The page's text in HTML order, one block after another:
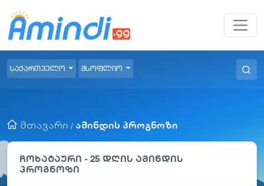
საქართველო მსოფლიო
მთავარი / ამინდის პროგნოზი
ჩოხატაური - 25 დღის ამინდის
პროგნოზი